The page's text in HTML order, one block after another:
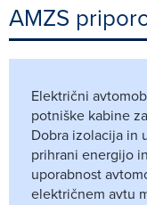
AMZS
Električni
potniške kabine
Dobra izolacija in
prihrani energijo
uporabnost
električnem avtu